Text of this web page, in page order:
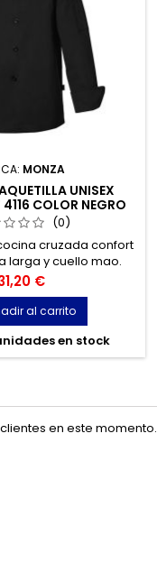
MONZA
UNISEX
COLOR NEGRO
L (0)
cruzada confort
larga y cuello mao.
de pasta. Con un
en la manga
€
al carrito
en stock
en este momento.